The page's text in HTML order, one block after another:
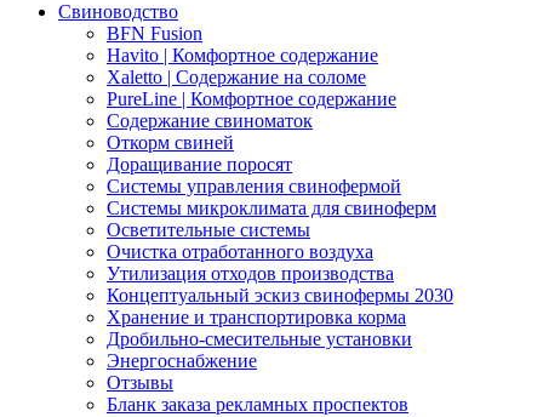
Свиноводство
BFN Fusion
Havito | Комфортное содержание
Xaletto | Содержание на соломе
PureLine | Комфортное содержание
Содержание свиноматок
Откорм свиней
Доращивание поросят
Системы управления свинофермой
Системы микроклимата для свиноферм
Осветительные системы
Очистка отработанного воздуха
Утилизация отходов производства
Концептуальный эскиз свинофермы 2030
Хранение и транспортировка корма
Дробильно-смесительные установки
Энергоснабжение
Отзывы
Бланк заказа рекламных проспектов